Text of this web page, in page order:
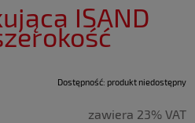
ISAND
Dostępność: produkt niedostępny
zawiera 23% VAT